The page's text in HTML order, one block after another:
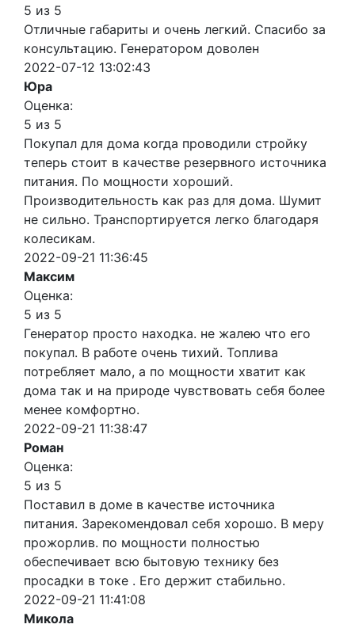
5 из 5
Отличные габариты и очень легкий. Спасибо за
консультацию. Генератором доволен
2022-07-12 13:02:43
Юра
Оценка:
5 из 5
Покупал для дома когда проводили стройку
теперь стоит в качестве резервного источника
питания. По мощности хороший.
Производительность как раз для дома. Шумит
не сильно. Транспортируется легко благодаря
колесикам.
2022-09-21 11:36:45
Максим
Оценка:
5 из 5
Генератор просто находка. не жалею что его
покупал. В работе очень тихий. Топлива
потребляет мало, а по мощности хватит как
дома так и на природе чувствовать себя более
менее комфортно.
2022-09-21 11:38:47
Роман
Оценка:
5 из 5
Поставил в доме в качестве источника
питания. Зарекомендовал себя хорошо. В меру
прожорлив. по мощности полностью
обеспечивает всю бытовую технику без
просадки в токе . Его держит стабильно.
2022-09-21 11:41:08
Микола